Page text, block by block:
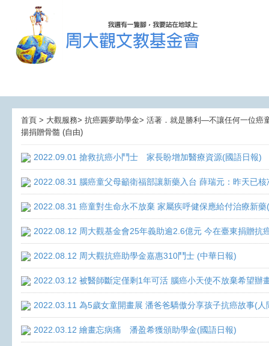
首頁 > 大觀服務> 抗癌圓夢助學金> 活著．就是勝利—不讓任何一位癌
揚捐贈骨髓 (自由)
2022.09.01 搶救抗癌小鬥士 家長盼增加醫療資源(國語日報)
2022.08.31 腦癌童父母籲衛福部讓新藥入台 薛瑞元：昨天已
2022.08.31 癌童對生命永不放棄 家屬疾呼健保應給付治療新藥
2022.08.12 周大觀基金會25年義助逾2.6億元 今在臺東捐贈抗
2022.08.12 周大觀抗癌助學金嘉惠310鬥士 (中華日報)
2022.03.12 被醫師斷定僅剩1年可活 腦癌小天使不放棄希望辦
2022.03.11 為5歲女童開畫展 潘爸爸驕傲分享孩子抗癌故事(人
2022.03.12 繪畫忘病痛 潘盈希獲頒助學金(國語日報)